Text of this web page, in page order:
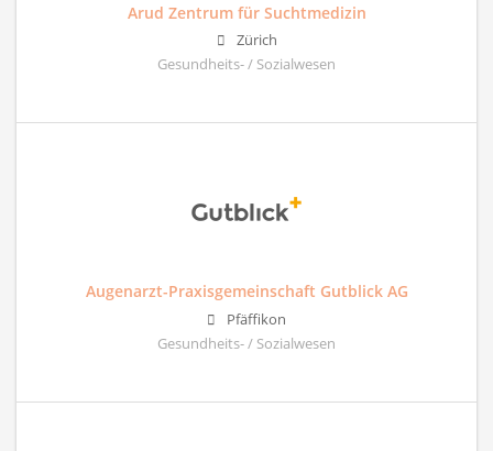
Arud Zentrum für Suchtmedizin
Zürich
Gesundheits- / Sozialwesen
Augenarzt-Praxisgemeinschaft Gutblick AG
Pfäffikon
Gesundheits- / Sozialwesen